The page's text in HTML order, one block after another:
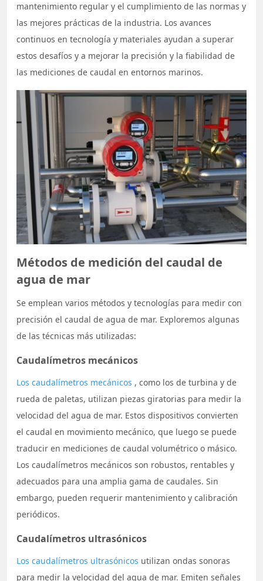
mantenimiento regular y el cumplimiento de las normas y
las mejores prácticas de la industria. Los avances
continuos en tecnología y materiales ayudan a superar
estos desafíos y a mejorar la precisión y la fiabilidad de
las mediciones de caudal en entornos marinos.
Métodos de medición del caudal de
agua de mar
Se emplean varios métodos y tecnologías para medir con
precisión el caudal de agua de mar. Exploremos algunas
de las técnicas más utilizadas:
Caudalímetros mecánicos
Los caudalímetros mecánicos , como los de turbina y de
rueda de paletas, utilizan piezas giratorias para medir la
velocidad del agua de mar. Estos dispositivos convierten
el caudal en movimiento mecánico, que luego se puede
traducir en mediciones de caudal volumétrico o másico.
Los caudalímetros mecánicos son robustos, rentables y
adecuados para una amplia gama de caudales. Sin
embargo, pueden requerir mantenimiento y calibración
periódicos.
Caudalímetros ultrasónicos
Los caudalímetros ultrasónicos utilizan ondas sonoras
para medir la velocidad del agua de mar. Emiten señales